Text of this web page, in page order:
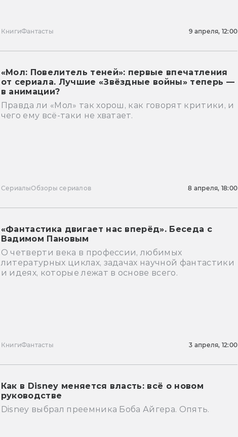
КнигиФантасты 9 апреля, 12:00
«Мол: Повелитель теней»: первые впечатления
от сериала. Лучшие «Звёздные войны» теперь —
в анимации?
Правда ли «Мол» так хорош, как говорят критики, и
чего ему всё-таки не хватает.
СериалыОбзоры сериалов 8 апреля, 18:00
«Фантастика двигает нас вперёд». Беседа с
Вадимом Пановым
О четверти века в профессии, любимых
литературных циклах, задачах научной фантастики
и идеях, которые лежат в основе всего.
КнигиФантасты 3 апреля, 12:00
Как в Disney меняется власть: всё о новом
руководстве
Disney выбрал преемника Боба Айгера. Опять.